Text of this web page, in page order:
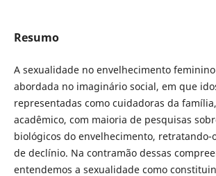
Resumo
A sexualidade no envelhecimento
abordada no imaginário social, em que
representadas como cuidadoras da
acadêmico, com maioria de pesquisas
biológicos do envelhecimento, retratando-
de declínio. Na contramão dessas
entendemos a sexualidade como